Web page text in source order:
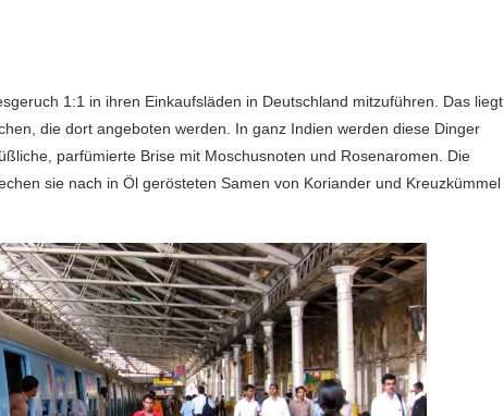
1:1 in ihren Einkaufsläden in Deutschland mitzuführen. Das liegt
die dort angeboten werden. In ganz Indien werden diese Dinger
parfümierte Brise mit Moschusnoten und Rosenaromen. Die
sie nach in Öl gerösteten Samen von Koriander und Kreuzkümmel